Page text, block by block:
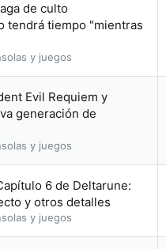
de culto
tendrá tiempo "mientras
y juegos
Evil Requiem y
generación de
y juegos
6 de Deltarune:
y otros detalles
y juegos